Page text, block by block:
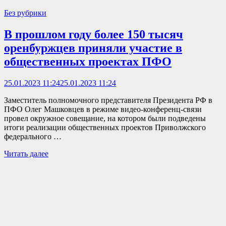
Без рубрики
В прошлом году более 150 тысяч
оренбуржцев приняли участие в
общественных проектах ПФО
25.01.2023 11:2425.01.2023 11:24
Заместитель полномочного представителя Президента РФ в
ПФО Олег Машковцев в режиме видео-конференц-связи
провел окружное совещание, на котором были подведены
итоги реализации общественных проектов Приволжского
федерального …
Читать далее